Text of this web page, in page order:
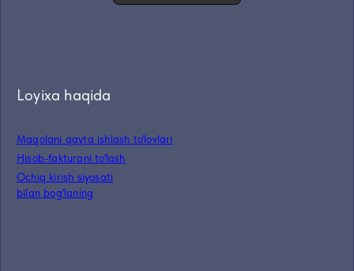
Loyixa haqida
Maqolani qayta ishlash to'lovlari
Hisob-fakturani to'lash
Ochiq kirish siyosati
bilan bog'laning